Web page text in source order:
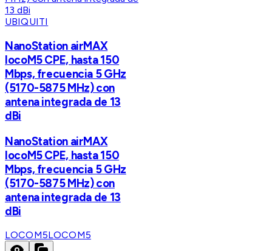
UBIQUITI
NanoStation airMAX
locoM5 CPE, hasta 150
Mbps, frecuencia 5 GHz
(5170-5875 MHz) con
antena integrada de 13
dBi
NanoStation airMAX
locoM5 CPE, hasta 150
Mbps, frecuencia 5 GHz
(5170-5875 MHz) con
antena integrada de 13
dBi
LOCOM5LOCOM5